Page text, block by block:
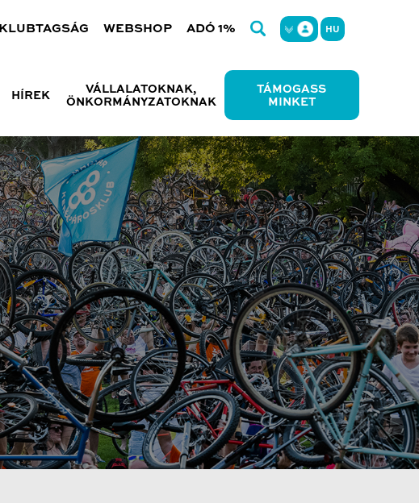
KLUBTAGSÁG WEBSHOP ADÓ 1% HU
HÍREK
VÁLLALATOKNAK,
ÖNKORMÁNYZATOKNAK
TÁMOGASS
MINKET